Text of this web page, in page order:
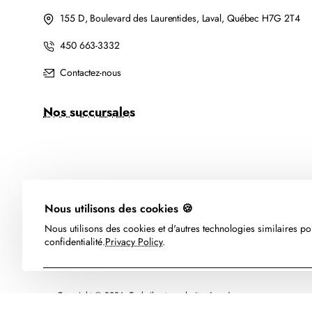
Nous utilisons des cookies 🍪
Nous utilisons des cookies et d'autres technologies similaires
confidentialité.Privacy Policy.
155 D, Boulevard des Laurentides, Laval, Québec H7G 2T4
450 663-3332
Contactez-nous
Nos succursales
Copyright © 2026, Technika, tous droits réservés